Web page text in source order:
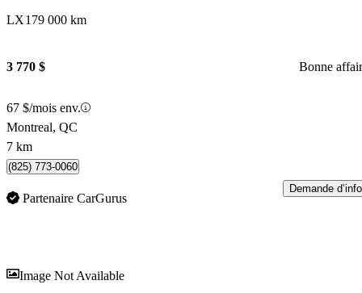
LX179 000 km
3 770 $ Bonne
67 $/mois env.
Montreal, QC
7 km
(825) 773-0060
Partenaire CarGurus
Demande d’info
Image Not Available